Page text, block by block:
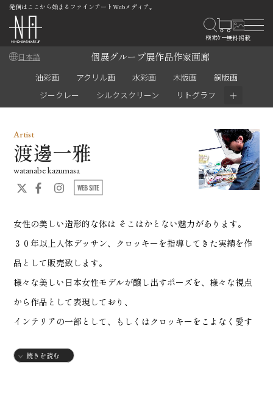
発信はここから始まるファインアートWebメディア。
日本語 個展グループ展作品作家画廊
油彩画 アクリル画 水彩画 木版画
銅版画
ジークレー
シルクスクリーン リトグラフ ＋
女性の美しい造形的な体は そこはかとない魅力があります。
３０年以上人体デッサン、クロッキーを指導してきた実績を作
品として販売致します。
様々な美しい日本女性モデルが醸し出すポーズを、様々な視点
から作品として表現しており、
インテリアの一部として、もしくはクロッキーをこよなく愛す
続きを読む
Artist
渡邊一雅
watanabe kazumasa